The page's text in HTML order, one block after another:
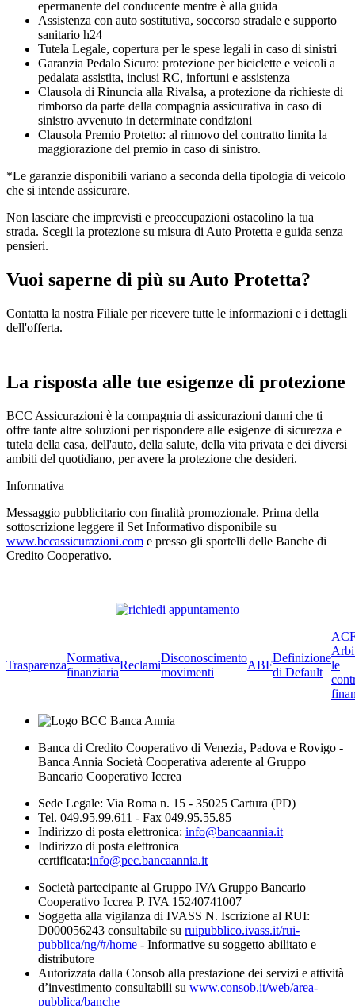
epermanente del conducente mentre è alla guida
Assistenza con auto sostitutiva, soccorso stradale e supporto
sanitario h24
Tutela Legale, copertura per le spese legali in caso di sinistri
Garanzia Pedalo Sicuro: protezione per biciclette e veicoli a
pedalata assistita, inclusi RC, infortuni e assistenza
Clausola di Rinuncia alla Rivalsa, a protezione da richieste di
rimborso da parte della compagnia assicurativa in caso di
sinistro avvenuto in determinate condizioni
Clausola Premio Protetto: al rinnovo del contratto limita la
maggiorazione del premio in caso di sinistro.
*Le garanzie disponibili variano a seconda della tipologia di veicolo
che si intende assicurare.
Non lasciare che imprevisti e preoccupazioni ostacolino la tua
strada. Scegli la protezione su misura di Auto Protetta e guida senza
pensieri.
Vuoi saperne di più su Auto Protetta?
Contatta la nostra Filiale per ricevere tutte le informazioni e i dettagli
dell'offerta.
La risposta alle tue esigenze di protezione
BCC Assicurazioni è la compagnia di assicurazioni danni che ti
offre tante altre soluzioni per rispondere alle esigenze di sicurezza e
tutela della casa, dell'auto, della salute, della vita privata e dei diversi
ambiti del quotidiano, per avere la protezione che desideri.
Informativa
Messaggio pubblicitario con finalità promozionale. Prima della
sottoscrizione leggere il Set Informativo disponibile su
www.bccassicurazioni.com e presso gli sportelli delle Banche di
Credito Cooperativo.
Trasparenza
Normativa
finanziaria
Reclami
Disconoscimento
movimenti
ABF
Definizione
di Default
le
Banca di Credito Cooperativo di Venezia, Padova e Rovigo -
Banca Annia Società Cooperativa aderente al Gruppo
Bancario Cooperativo Iccrea
Sede Legale: Via Roma n. 15 - 35025 Cartura (PD)
Tel. 049.95.99.611 - Fax 049.95.55.85
Indirizzo di posta elettronica: info@bancaannia.it
Indirizzo di posta elettronica
certificata:info@pec.bancaannia.it
Società partecipante al Gruppo IVA Gruppo Bancario
Cooperativo Iccrea P. IVA 15240741007
Soggetta alla vigilanza di IVASS N. Iscrizione al RUI:
D000056243 consultabile su ruipubblico.ivass.it/rui-
pubblica/ng/#/home - Informative su soggetto abilitato e
distributore
Autorizzata dalla Consob alla prestazione dei servizi e attività
d’investimento consultabili su www.consob.it/web/area-
pubblica/banche